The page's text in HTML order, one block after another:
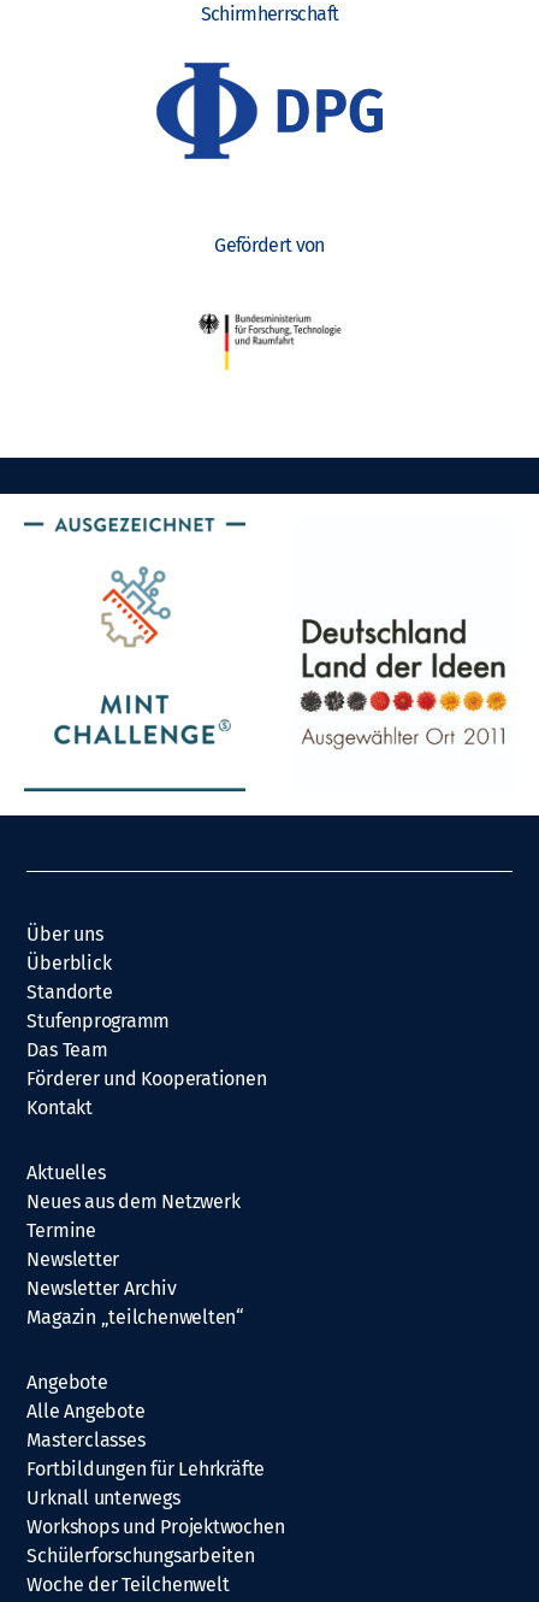
Schirmherrschaft
Gefördert von
Über uns
Überblick
Standorte
Stufenprogramm
Das Team
Förderer und Kooperationen
Kontakt
Aktuelles
Neues aus dem Netzwerk
Termine
Newsletter
Newsletter Archiv
Magazin „teilchenwelten“
Angebote
Alle Angebote
Masterclasses
Fortbildungen für Lehrkräfte
Urknall unterwegs
Workshops und Projektwochen
Schülerforschungsarbeiten
Woche der Teilchenwelt